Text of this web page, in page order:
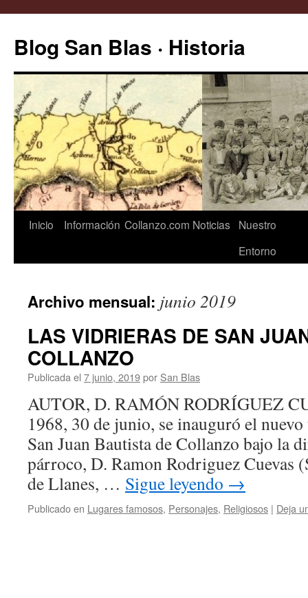
contenido
Blog San Blas · Historia
Inicio Información Collanzo.com Noticias
Nuestro
Entorno
Archivo mensual: junio 2019
LAS VIDRIERAS DE SAN
COLLANZO
Publicada el 7 junio, 2019por San Blas
AUTOR, D. RAMÓN RODRÍGUEZ
1968, 30 de junio, se inauguró el
San Juan Bautista de Collanzo bajo la
párroco, D. Ramon Rodriguez Cuevas
de Llanes, … Sigue leyendo →
Publicado en Lugares famosos, Personajes, Religiosos | Deja